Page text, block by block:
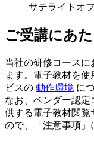
サテライトオ
ご受講にあ
当社の研修コースに
ます。電子教材を使
ビスの 動作環境 に
なお、ベンダー認
供する電子教材閲覧
ので、「注意事項」